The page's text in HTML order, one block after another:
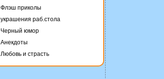
Флэш приколы
украшения раб.стола
Черный юмор
Анекдоты
Любовь и страсть